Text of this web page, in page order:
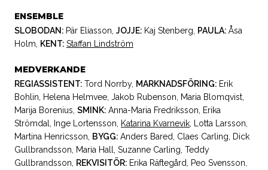
ENSEMBLE
SLOBODAN: Pär Eliasson JOJJE: Kaj Stenberg PAULA: Åsa
Holm
KENT: Staffan Lindström
MEDVERKANDE
REGIASSISTENT: Tord Norrby, MARKNADSFÖRING: Erik
Bohlin
Helena Helmvee Jakob Rubenson Maria Blomqvist
Marija Borenius SMINK: Anna-Maria Fredriksson
Erika
Strömdal
Inge Lortensson Katarina Kvarnevik Lotta Larsson
Martina Henricsson
BYGG: Anders Bared Claes Carling
Dick
Gullbrandsson
Maria Hall Suzanne Carling Teddy
Gullbrandsson
REKVISITÖR: Erika Räftegård Peo Svensson